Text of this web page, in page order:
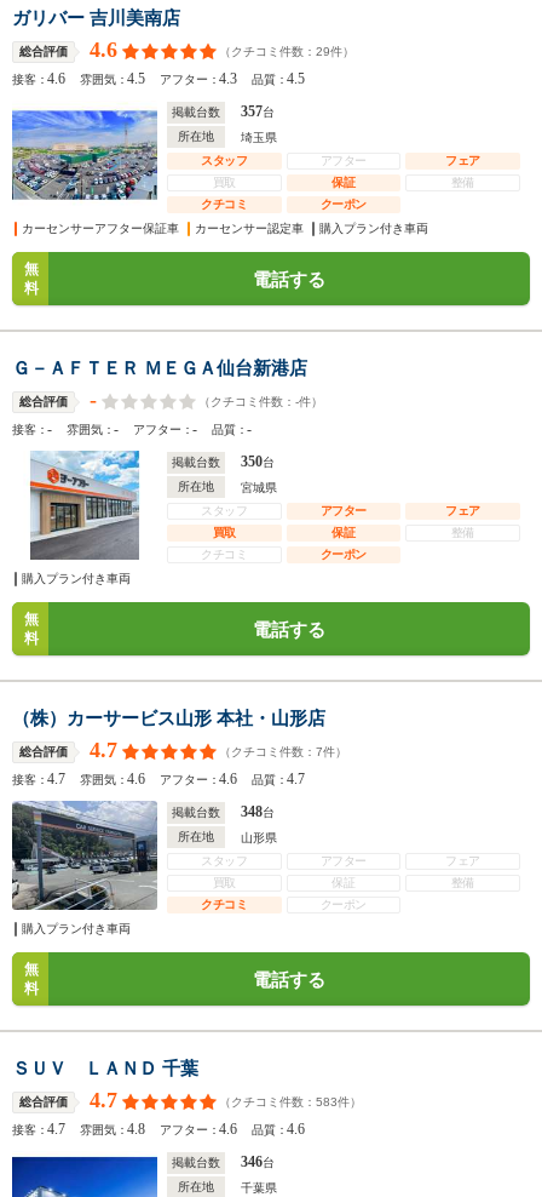
ガリバー 吉川美南店
総合評価 4.6 （クチコミ件数： 29件）
接客：4.6 雰囲気：4.5 アフター：4.3 品質：4.5
掲載台数 357台
所在地
埼玉県
スタッフ
アフター
フェア
買取
保証
整備
クチコミ
クーポン
カーセンサーアフター保証車
カーセンサー認定車 購入プラン付き車両
無
料
電話する
Ｇ－ＡＦＴＥＲ ＭＥＧＡ仙台新港店
総合評価 - （クチコミ件数： -件）
接客：- 雰囲気：- アフター：- 品質：-
掲載台数 350台
所在地
宮城県
スタッフ
アフター
フェア
買取
保証
整備
クチコミ
クーポン
購入プラン付き車両
無
料
電話する
（株）カーサービス山形 本社・山形店
総合評価 4.7 （クチコミ件数： 7件）
接客：4.7 雰囲気：4.6 アフター：4.6 品質：4.7
掲載台数 348台
所在地
山形県
スタッフ
アフター
フェア
買取
保証
整備
クチコミ
クーポン
購入プラン付き車両
無
料
電話する
ＳＵＶ ＬＡＮＤ 千葉
総合評価 4.7 （クチコミ件数： 583件）
接客：4.7 雰囲気：4.8 アフター：4.6 品質：4.6
掲載台数 346台
所在地
千葉県